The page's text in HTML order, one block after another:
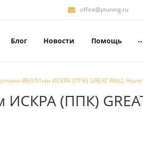
office@ptuning.ru
Блог Новости Помощь
Ø63/51мм ИСКРА (ППК) GREAT WALL
(ППК)